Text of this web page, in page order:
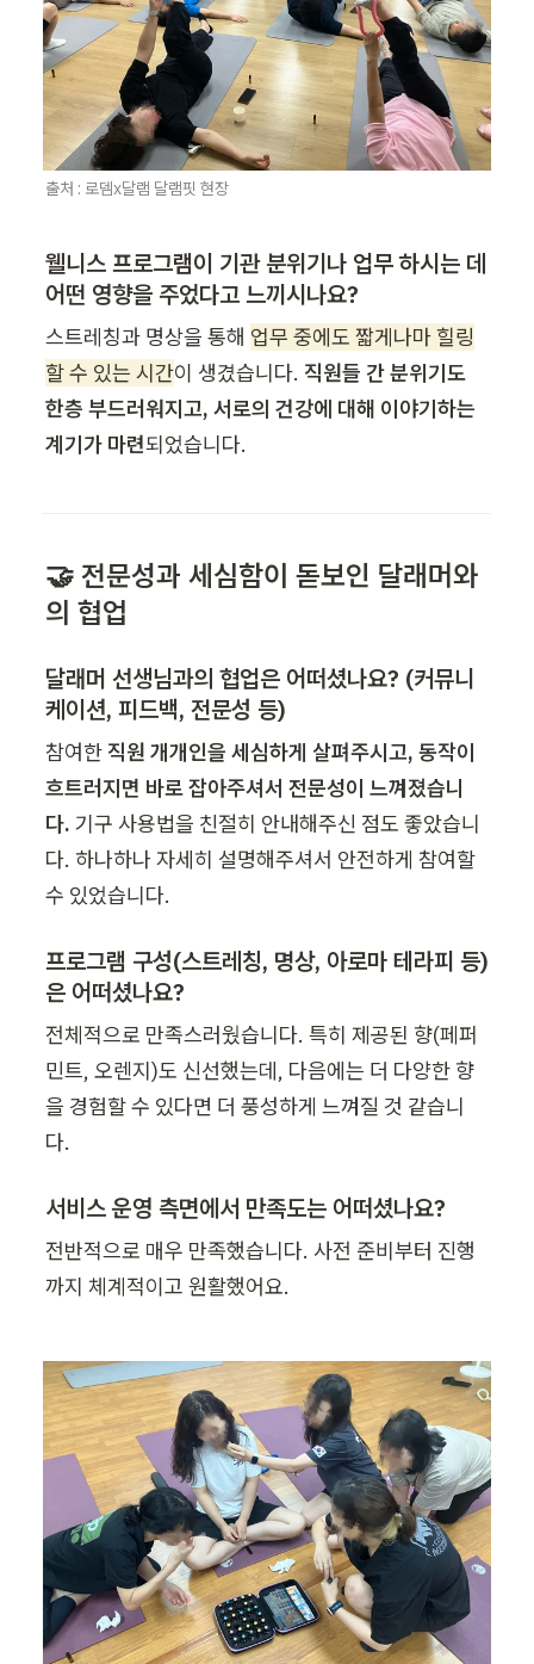
출처 : 로뎀x달램 달램핏 현장
웰니스 프로그램이 기관 분위기나 업무 하시는 데
어떤 영향을 주었다고 느끼시나요?
스트레칭과 명상을 통해 업무 중에도 짧게나마 힐링
할 수 있는 시간이 생겼습니다. 직원들 간 분위기도
한층 부드러워지고, 서로의 건강에 대해 이야기하는
계기가 마련되었습니다.
🤝 전문성과 세심함이 돋보인 달래머와
의 협업
달래머 선생님과의 협업은 어떠셨나요? (커뮤니
케이션, 피드백, 전문성 등)
참여한 직원 개개인을 세심하게 살펴주시고, 동작이
흐트러지면 바로 잡아주셔서 전문성이 느껴졌습니
다. 기구 사용법을 친절히 안내해주신 점도 좋았습니
다. 하나하나 자세히 설명해주셔서 안전하게 참여할
수 있었습니다.
프로그램 구성(스트레칭, 명상, 아로마 테라피 등)
은 어떠셨나요?
전체적으로 만족스러웠습니다. 특히 제공된 향(페퍼
민트, 오렌지)도 신선했는데, 다음에는 더 다양한 향
을 경험할 수 있다면 더 풍성하게 느껴질 것 같습니
다.
서비스 운영 측면에서 만족도는 어떠셨나요?
전반적으로 매우 만족했습니다. 사전 준비부터 진행
까지 체계적이고 원활했어요.